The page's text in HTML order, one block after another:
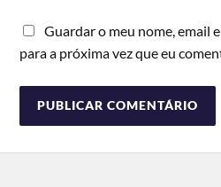
Guardar o meu nome, email
para a próxima vez que eu